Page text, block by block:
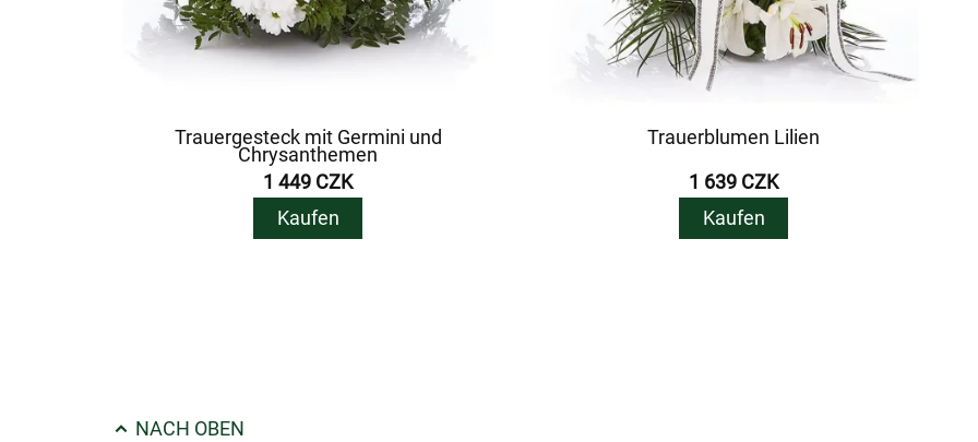
Trauergesteck mit Germini und
Chrysanthemen
1 449 CZK
Kaufen
Trauerblumen Lilien
1 639 CZK
Kaufen
NACH OBEN